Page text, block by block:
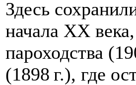
Здесь
начала XX
пароходства
(1898 г.), где